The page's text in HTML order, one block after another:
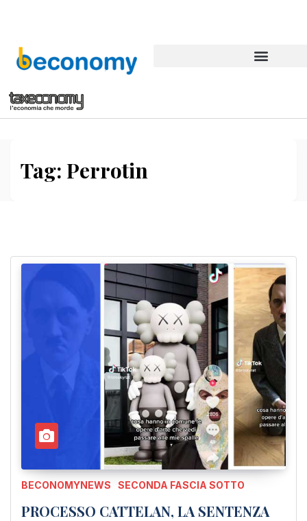
Tag: Perrotin
BECONOMYNEWS SECONDA FASCIA SOTTO
PROCESSO CATTELAN, LA SENTENZA